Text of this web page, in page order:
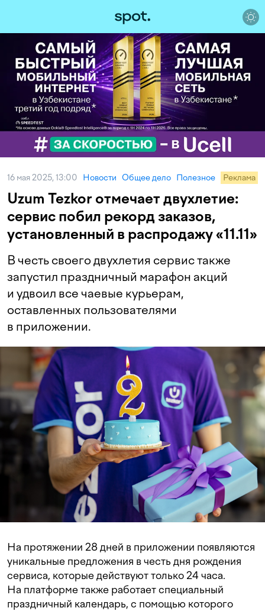
16 мая 2025, 13:00 Новости Общее дело Полезное Реклама
Uzum Tezkor отмечает двухлетие:
сервис побил рекорд заказов,
установленный в распродажу «11.11»
В честь своего двухлетия сервис также
запустил праздничный марафон акций
и удвоил все чаевые курьерам,
оставленных пользователями
в приложении.
На протяжении 28 дней в приложении появляются
уникальные предложения в честь дня рождения
сервиса, которые действуют только 24 часа.
На платформе также работает специальный
праздничный календарь, с помощью которого